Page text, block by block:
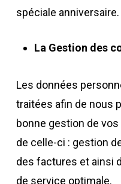
spéciale anniversaire.
La Gestion des
Les données
traitées afin de nous
bonne gestion de
de celle-ci : gestion
des factures et ainsi
de service optimale.